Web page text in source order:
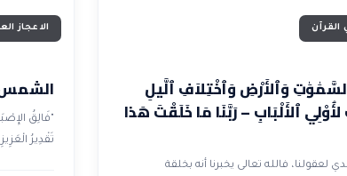
القرآن
وَٱلأَرْضِ وَٱخْتِلاَفِ ٱلَّيلِ
لأُوْلِي ٱلأَلْبَابِ – رَبَّنَا مَا خَلَقْتَ هَذا
لعقولنا، فالله تعالى يخبرنا أنه بخلقة
الاعجاز
الشمس
"فَالِقُ
تَقْدِيرُ الْعَزِيزِ الْعَلِيمِ